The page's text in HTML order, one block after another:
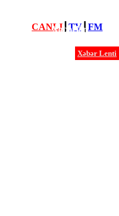
Xəbərlər
Xəbər Lenti
CANLI┃ TV┃ FM